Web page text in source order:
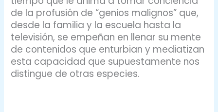
de la profusión de “genios malignos” que,
desde la familia y la escuela hasta la
televisión, se empeñan en llenar su mente
de contenidos que enturbian y mediatizan
esta capacidad que supuestamente nos
distingue de otras especies.